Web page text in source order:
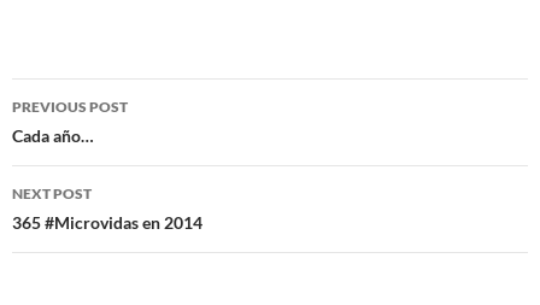
Post
navigation
PREVIOUS POST
Cada año…
NEXT POST
365 #Microvidas en 2014